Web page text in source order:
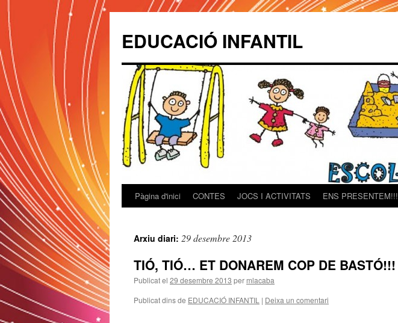
EDUCACIÓ INFANTIL
Vés
contingut
Pàgina d'inici CONTES JOCS I ACTIVITATS ENS PRESENTEM!!!
Arxiu diari: 29 desembre 2013
TIÓ, TIÓ… ET DONAREM COP DE BASTÓ!!!
Publicat el 29 desembre 2013 per mlacaba
Publicat dins de EDUCACIÓ INFANTIL | Deixa un comentari